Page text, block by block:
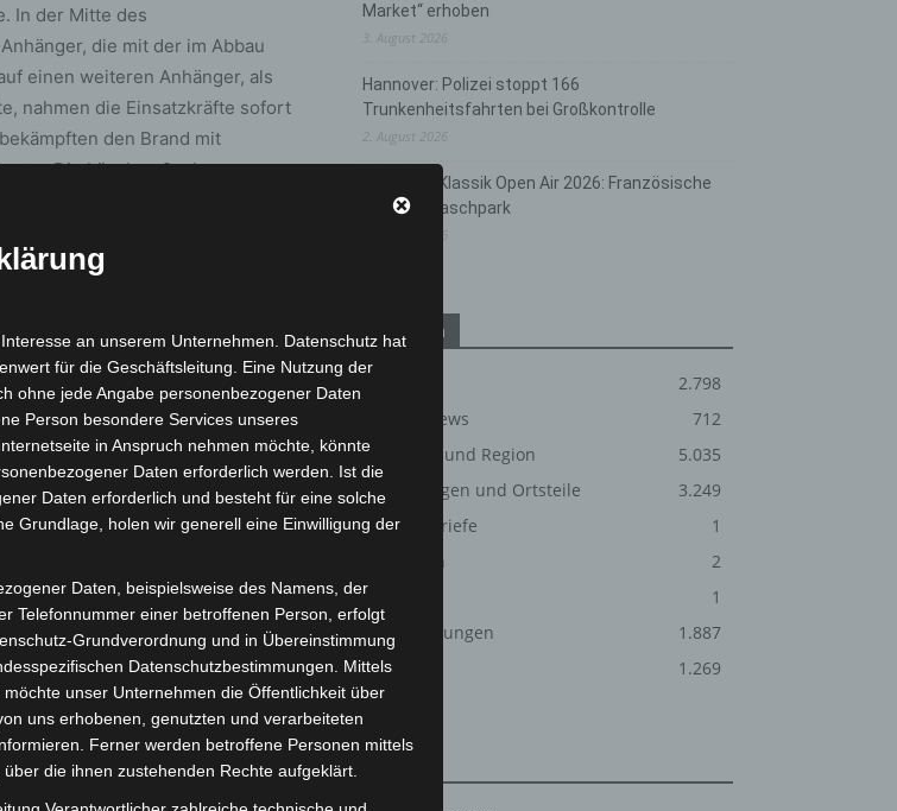
In der Mitte des
die mit der im Abbau
einen weiteren Anhänger, als
nahmen die Einsatzkräfte sofort
den Brand mit
Die Löschmaßnahmen
noch bis ca. 06:30 hin. Um ein
Anhänger mit
eine Brandausbreitung auf
die Geisterbahn wurde
waren keine Verletzten zu
zur Brandursache
und 44 Einsatzkräften
Nächster Artikel
der Gastronomie treffen sich zum
Gespräch auf dem Opernplatz
Market“ erhoben
3. August 2026
Hannover: Polizei stoppt 166
Trunkenheitsfahrten bei Großkontrolle
2. August 2026
Hannover Klassik Open Air 2026: Französische
Oper im Maschpark
Kategorien
2.798
Corona-News
712
Hannover und Region
5.035
Langenhagen und Ortsteile
3.249
Leserbriefe
1
Menschen
2
Über uns
1
Veranstaltungen
1.887
Welt
1.269
an unserem Unternehmen. Datenschutz hat
für die Geschäftsleitung. Eine Nutzung der
ohne jede Angabe personenbezogener Daten
Person besondere Services unseres
in Anspruch nehmen möchte, könnte
Daten erforderlich werden. Ist die
Daten erforderlich und besteht für eine solche
Grundlage, holen wir generell eine Einwilligung der
Daten, beispielsweise des Namens, der
Telefonnummer einer betroffenen Person, erfolgt
Grundverordnung und in Übereinstimmung
Datenschutzbestimmungen. Mittels
unser Unternehmen die Öffentlichkeit über
uns erhobenen, genutzten und verarbeiteten
Ferner werden betroffene Personen mittels
die ihnen zustehenden Rechte aufgeklärt.